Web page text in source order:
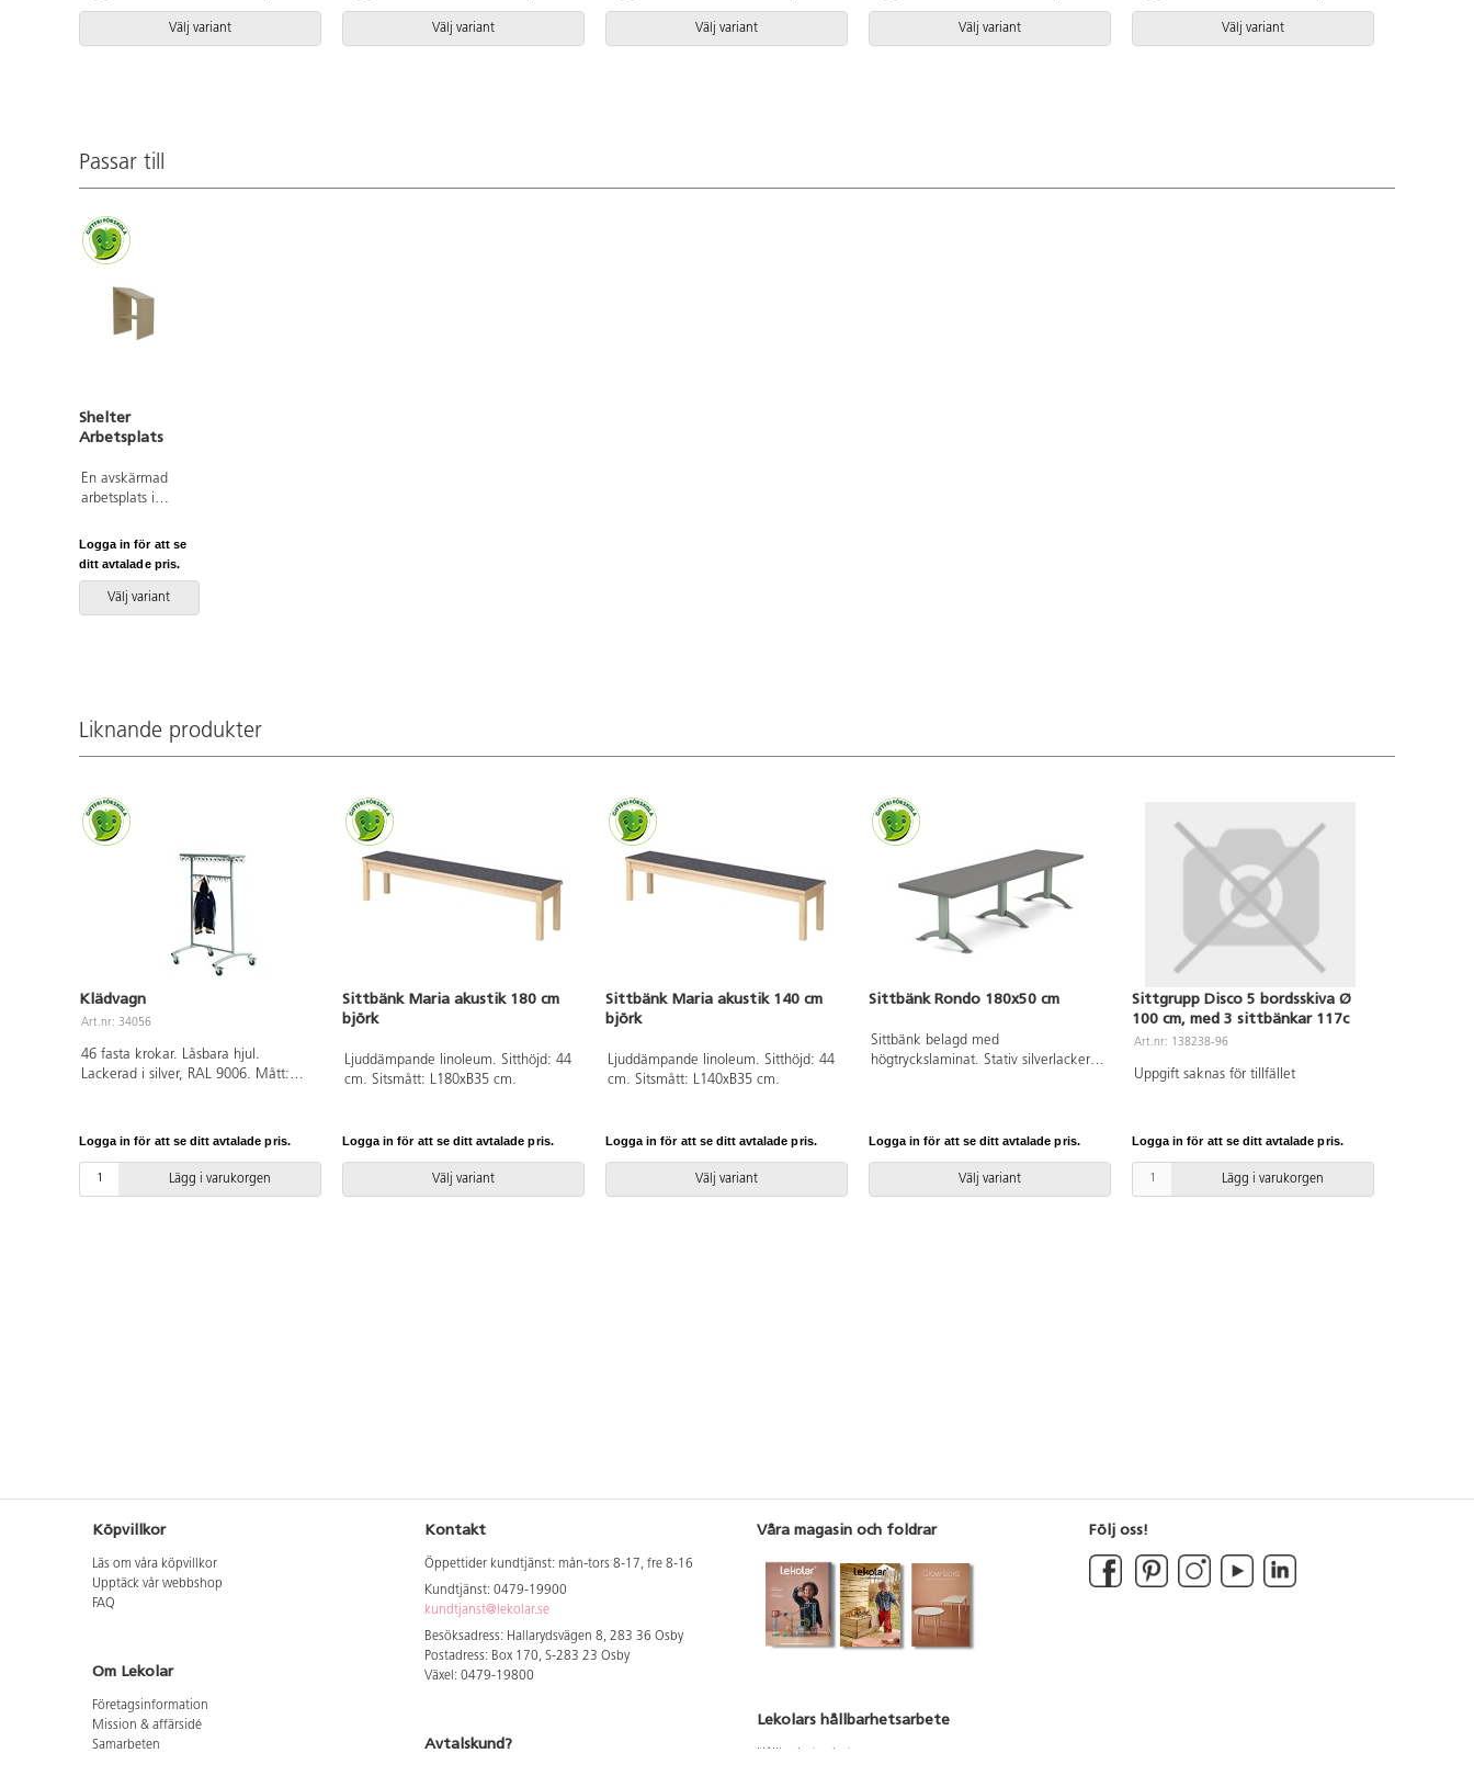
Martindale. Avtorkningsbar.
Välj variant
laminat. Bör förankras i vägg.
Välj variant
0099.
Välj variant Välj variant Välj variant
Passar till
Shelter
Arbetsplats
En avskärmad
arbetsplats i
den enskilde
eller för en liten
köpes separat
på artnr.
björkplywood
med laminat.
Logga in för att se
ditt avtalade pris.
Välj variant
Liknande produkter
Klädvagn
Art.nr: 34056
46 fasta krokar. Låsbara hjul.
Lackerad i silver, RAL 9006. Mått:
Logga in för att se ditt avtalade pris.
Lägg i varukorgen
Sittbänk Maria akustik 180 cm
björk
Ljuddämpande linoleum. Sitthöjd: 44
cm. Sitsmått: L180xB35 cm.
Logga in för att se ditt avtalade pris.
Välj variant
Sittbänk Maria akustik 140 cm
björk
Ljuddämpande linoleum. Sitthöjd: 44
cm. Sitsmått: L140xB35 cm.
Logga in för att se ditt avtalade pris.
Välj variant
Sittbänk Rondo 180x50 cm
Sittbänk belagd med
högtryckslaminat. Stativ silverlackerat
Logga in för att se ditt avtalade pris.
Välj variant
Sittgrupp Disco 5 bordsskiva Ø
100 cm, med 3 sittbänkar 117c
Art.nr: 138238-96
Uppgift saknas för tillfället
Logga in för att se ditt avtalade pris.
Lägg i varukorgen
Köpvillkor
Läs om våra köpvillkor
Upptäck vår webbshop
FAQ
Om Lekolar
Företagsinformation
Mission & affärsidé
Samarbeten
Kontakt
Öppettider kundtjänst: mån-tors 8-17, fre 8-16
Kundtjänst: 0479-19900
kundtjanst@lekolar.se
Besöksadress: Hallarydsvägen 8, 283 36 Osby
Postadress: Box 170, S-283 23 Osby
Växel: 0479-19800
Avtalskund?
Våra magasin och foldrar
Lekolars hållbarhetsarbete
Följ oss!